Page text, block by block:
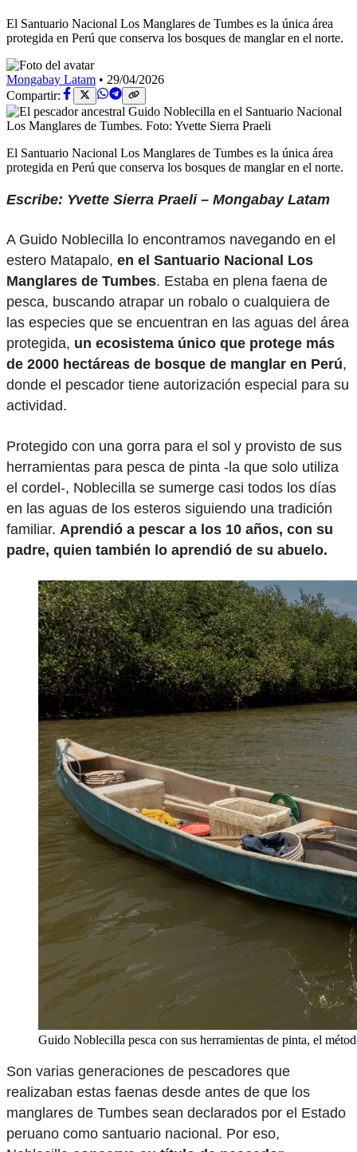
El Santuario Nacional Los Manglares de Tumbes es la única área
protegida en Perú que conserva los bosques de manglar en el norte.
Mongabay Latam • 29/04/2026
Compartir:
El Santuario Nacional Los Manglares de Tumbes es la única área
protegida en Perú que conserva los bosques de manglar en el norte.
Escribe: Yvette Sierra Praeli – Mongabay Latam
A Guido Noblecilla lo encontramos navegando en el
estero Matapalo, en el Santuario Nacional Los
Manglares de Tumbes. Estaba en plena faena de
pesca, buscando atrapar un robalo o cualquiera de
las especies que se encuentran en las aguas del área
protegida, un ecosistema único que protege más
de 2000 hectáreas de bosque de manglar en Perú,
donde el pescador tiene autorización especial para su
actividad.
Protegido con una gorra para el sol y provisto de sus
herramientas para pesca de pinta -la que solo utiliza
el cordel-, Noblecilla se sumerge casi todos los días
en las aguas de los esteros siguiendo una tradición
familiar. Aprendió a pescar a los 10 años, con su
padre, quien también lo aprendió de su abuelo.
Guido Noblecilla pesca con sus herramientas de pinta, el
Son varias generaciones de pescadores que
realizaban estas faenas desde antes de que los
manglares de Tumbes sean declarados por el Estado
peruano como santuario nacional. Por eso,